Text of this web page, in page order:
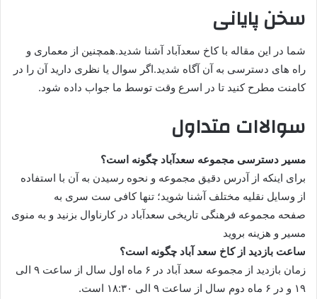
سخن پایانی
شما در این مقاله با کاخ سعدآباد آشنا شدید.همچنین از معماری و
راه های دسترسی به آن آگاه شدید.اگر سوال یا نظری دارید آن را در
کامنت مطرح کنید تا در اسرع وقت توسط ما جواب داده شود.
سوالاات متداول
مسیر دسترسی مجموعه سعدآباد چگونه است؟
برای اینکه از آدرس دقیق مجموعه و نحوه رسیدن به آن با استفاده
از وسایل نقلیه مختلف آشنا شوید؛ تنها کافی ست سری به
صفحه مجموعه فرهنگی تاریخی سعدآباد در کارناوال بزنید و به منوی
مسیر و هزینه بروید
ساعت بازدید از کاخ سعد آباد چگونه است؟
زمان بازدید از مجموعه سعد آباد در ۶ ماه اول سال از ساعت ۹ الی
۱۹ و در ۶ ماه دوم سال از ساعت ۹ الی ۱۸:۳۰ است.